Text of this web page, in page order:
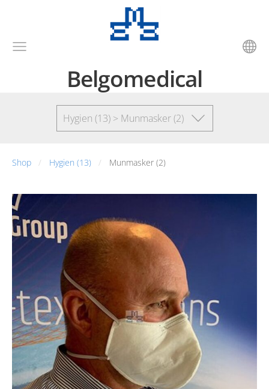
Belgomedical
Hygien (13) > Munmasker (2)
Shop Hygien (13) Munmasker (2)